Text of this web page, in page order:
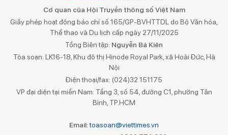
Cơ quan của Hội Truyền thông số Việt Nam
Giấy phép hoạt động báo chí số 165/GP-BVHTTDL do Bộ Văn hóa,
Thể thao và Du lịch cấp ngày 27/11/2025
Tổng Biên tập: Nguyễn Bá Kiên
Tòa soạn: LK16-18, Khu đô thị Hinode Royal Park, xã Hoài Đức, Hà
Nội
Điện thoại/fax: (024)32 151175
VP đại diện tại miền Nam: Tầng 3, số 54, đường C1, phường Tân
Bình, TP.HCM
Email:toasoan@viettimes.vn